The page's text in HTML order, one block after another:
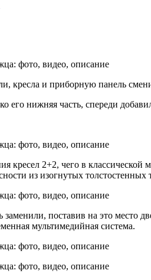
кресла и приборную панель
его нижняя часть, спереди
кресел 2+2, чего в
из изогнутых толстостенных
поставив на это место
мультимедийная система.